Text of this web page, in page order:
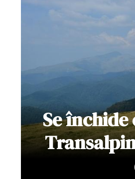
Se